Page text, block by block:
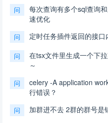
问
每次查询有多个sql查询
速优化
问 定时任务插件返回的接口
问
在tsx文件里生成一个下
～
问
celery -A application
行错误？
问 加群进不去 2群的群号是